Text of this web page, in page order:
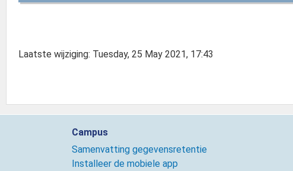
Laatste wijziging: Tuesday, 25 May 2021, 17:43
Campus
Samenvatting gegevensretentie
Installeer de mobiele app